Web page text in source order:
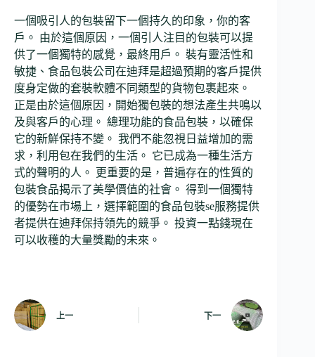
一個吸引人的包裝留下一個持久的印象，你的客
戶。 由於這個原因，一個引人注目的包裝可以提
供了一個獨特的感覺，最終用戶。 裝有靈活性和
敏捷、食品包裝公司在迪拜是超過預期的客戶提供
度身定做的套裝軟體不同類型的貨物包裹起來。
正是由於這個原因，開始獨包裝的想法產生共鳴以
及與客戶的心理。 總理功能的食品包裝，以確保
它的新鮮保持不變。 我們不能忽視日益增加的需
求，利用包在我們的生活。 它已成為一種生活方
式的聲明的人。 更重要的是，普遍存在的性質的
包裝食品揭示了美學價值的社會。 得到一個獨特
的優勢在市場上，選擇範圍的食品包裝se服務提供
者提供在迪拜保持領先的競爭。 投資一點錢現在
可以收穫的大量獎勵的未來。
上一 下一